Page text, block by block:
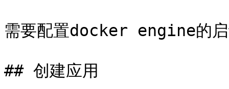
需要配置docker engine的启
## 创建应用